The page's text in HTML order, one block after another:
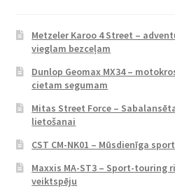
Metzeler Karoo 4 Street –
vieglam bezceļam
Dunlop Geomax MX34 –
cietam segumam
Mitas Street Force –
lietošanai
CST CM-NK01 – Mūsdienīga
Maxxis MA-ST3 – Sport-touring
veiktspēju